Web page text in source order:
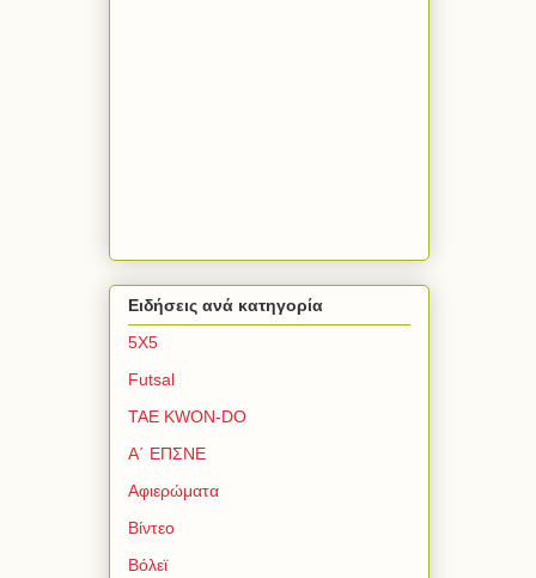
Ειδήσεις ανά κατηγορία
5Χ5
Futsal
TAE KWON-DO
Α΄ ΕΠΣΝΕ
Αφιερώματα
Βίντεο
Βόλεϊ